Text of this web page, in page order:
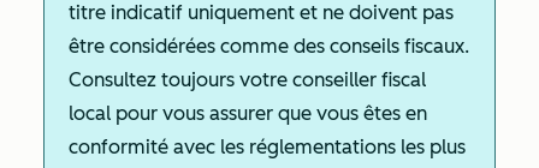
titre indicatif uniquement et ne doivent pas
être considérées comme des conseils fiscaux.
Consultez toujours votre conseiller fiscal
local pour vous assurer que vous êtes en
conformité avec les réglementations les plus